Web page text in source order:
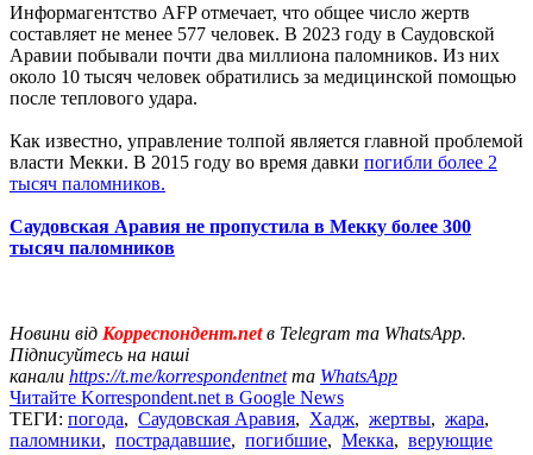
Информагентство AFP отмечает, что общее число жертв
составляет не менее 577 человек. В 2023 году в Саудовской
Аравии побывали почти два миллиона паломников. Из них
около 10 тысяч человек обратились за медицинской помощью
после теплового удара.
Как известно, управление толпой является главной проблемой
власти Мекки. В 2015 году во время давки погибли более 2
тысяч паломников.
Саудовская Аравия не пропустила в Мекку более 300
тысяч паломников
Новини від Корреспондент.netв Telegram та WhatsApp.
Підписуйтесь на наші
канали https://t.me/korrespondentnetта WhatsApp
Читайте Korrespondent.net в Google News
ТЕГИ: погода, Саудовская Аравия, Хадж, жертвы, жара,
паломники, пострадавшие, погибшие, Мекка, верующие